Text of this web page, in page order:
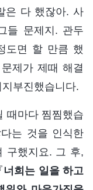
은 다 했잖아. 사
들 문제지. 관두
도면 할 만큼 했
제가 제때 해결
부진했습니다.
때마다 찜찜했습
는 것을 인식한
구했지요. 그 후,
너희는 일을 하고